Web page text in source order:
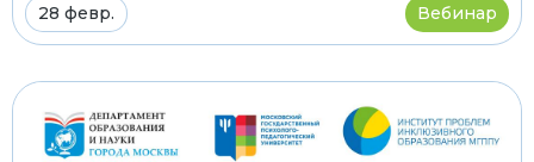
28 февр. Вебинар